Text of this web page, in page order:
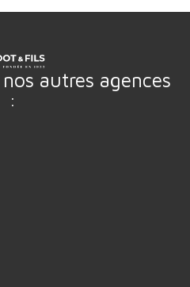
autres agences
: